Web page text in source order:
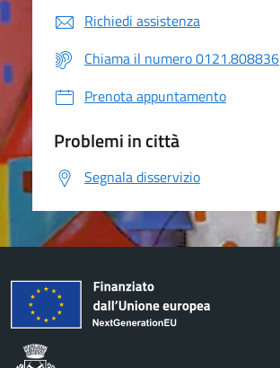
Richiedi assistenza
Chiama il numero 0121.808836
Prenota appuntamento
Problemi in città
Segnala disservizio